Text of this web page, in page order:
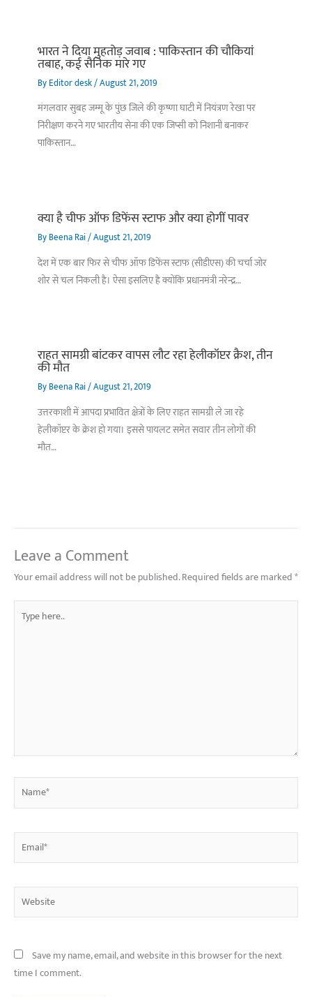
भारत ने दिया मुहतोड़ जवाब : पाकिस्‍तान की चौकियां
तबाह, कई सैनिक मारे गए
ByEditor desk/August 21, 2019
मंगलवार सुबह जम्मू के पुंछ जिले की कृष्णा घाटी में नियंत्रण रेखा पर
निरीक्षण करने गए भारतीय सेना की एक जिप्सी को निशानी बनाकर
पाकिस्तान…
क्या है चीफ ऑफ डिफेंस स्टाफ और क्या होगीं पावर
ByBeena Rai/August 21, 2019
देश में एक बार फिर से चीफ ऑफ डिफेंस स्टाफ (सीडीएस) की चर्चा जोर
शोर से चल निकली है। ऐसा इसलिए है क्योंकि प्रधानमंत्री नरेन्द्र…
राहत सामग्री बांटकर वापस लौट रहा हेलीकॉप्टर क्रैश, तीन
की मौत
ByBeena Rai/August 21, 2019
उत्तरकाशी में आपदा प्रभावित क्षेत्रों के लिए राहत सामग्री ले जा रहे
हेलीकॉप्टर के क्रेश हो गया। इससे पायलट समेत सवार तीन लोगों की
मौत…
Leave a Comment
Your email address will not be published.Required fields are marked*
here..
Website
Save my name, email, and website in this browser for the next
time I comment.